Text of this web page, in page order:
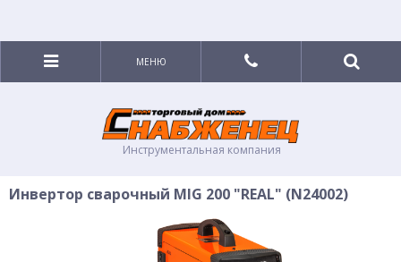
Инструментальная компания
МЕНЮ
Инвертор сварочный MIG 200 "REAL" (N24002)